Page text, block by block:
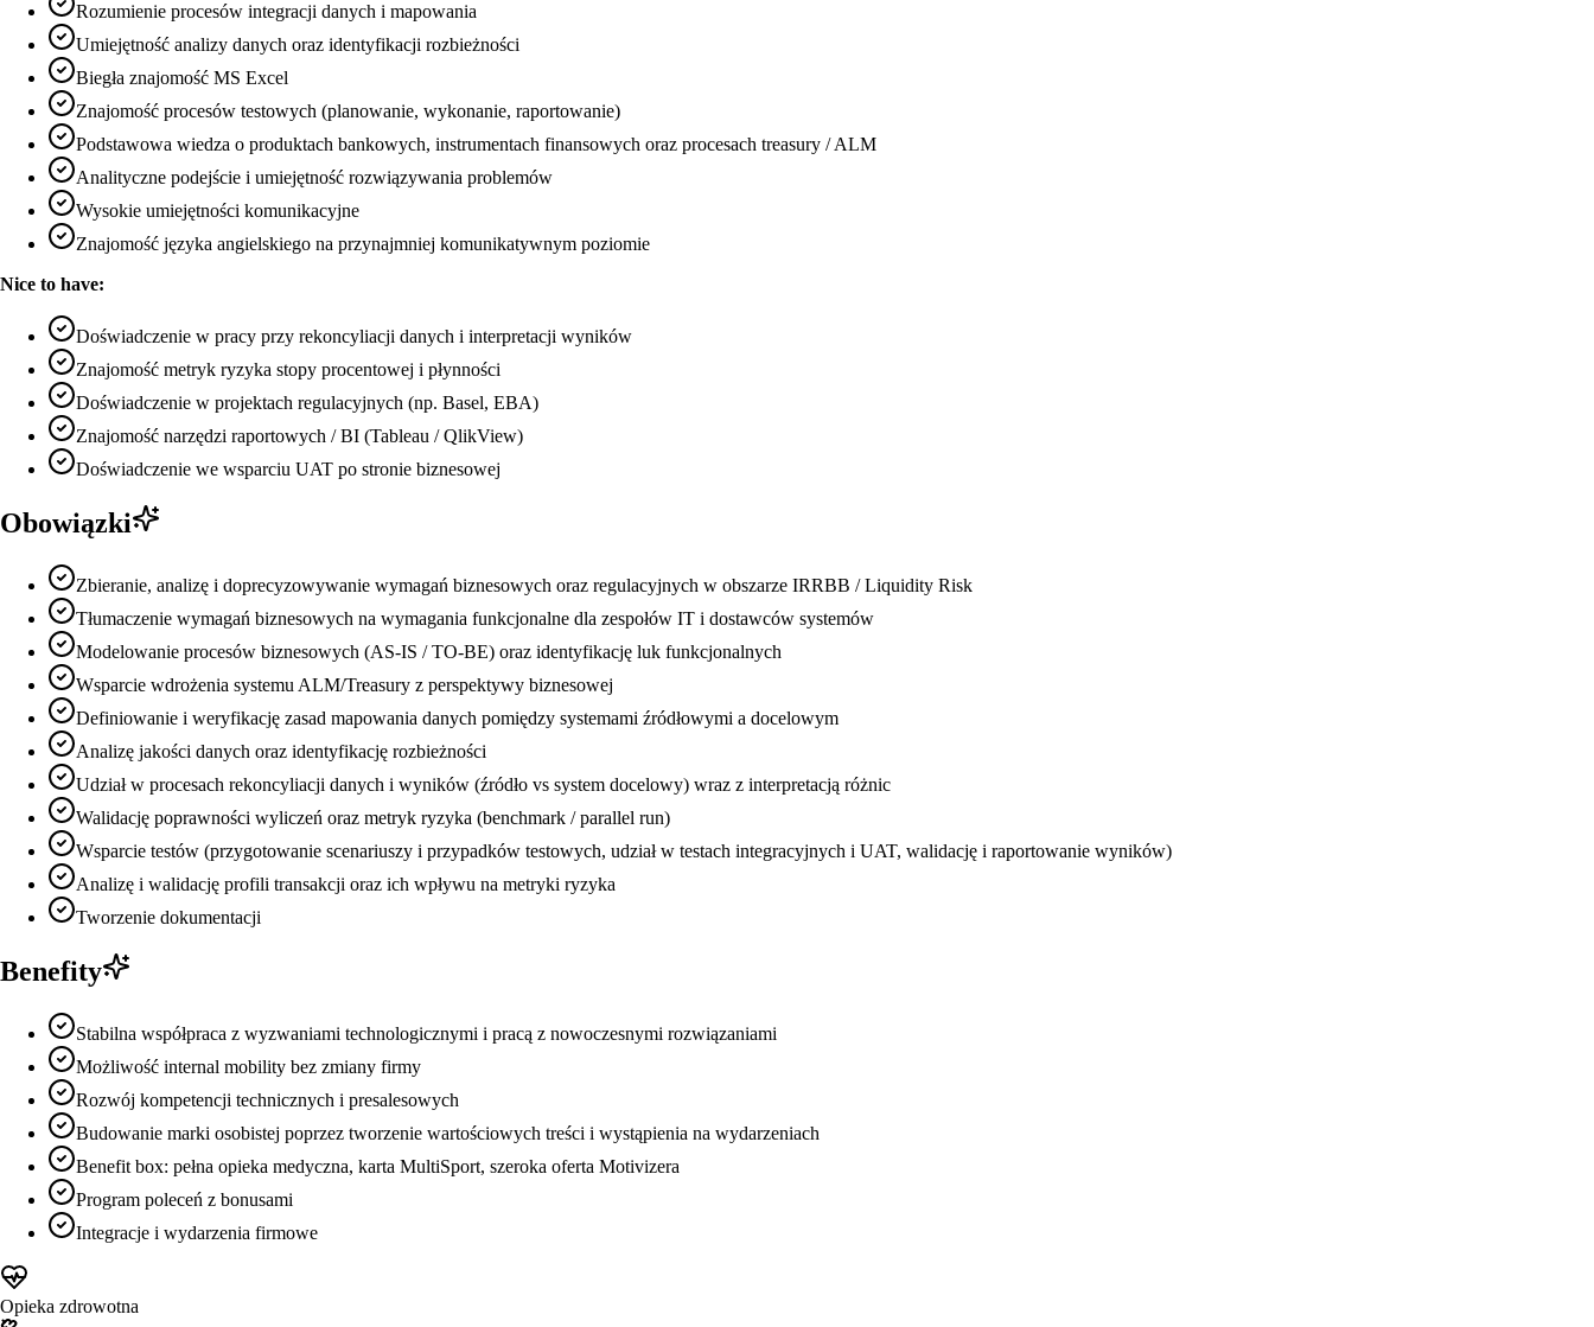
Rozumienie procesów integracji danych i mapowania
Umiejętność analizy danych oraz identyfikacji rozbieżności
Biegła znajomość MS Excel
Znajomość procesów testowych (planowanie, wykonanie, raportowanie)
Podstawowa wiedza o produktach bankowych, instrumentach finansowych oraz procesach treasury / ALM
Analityczne podejście i umiejętność rozwiązywania problemów
Wysokie umiejętności komunikacyjne
Znajomość języka angielskiego na przynajmniej komunikatywnym poziomie
Nice to have:
Doświadczenie w pracy przy rekoncyliacji danych i interpretacji wyników
Znajomość metryk ryzyka stopy procentowej i płynności
Doświadczenie w projektach regulacyjnych (np. Basel, EBA)
Znajomość narzędzi raportowych / BI (Tableau / QlikView)
Doświadczenie we wsparciu UAT po stronie biznesowej
Obowiązki
Zbieranie, analizę i doprecyzowywanie wymagań biznesowych oraz regulacyjnych w obszarze IRRBB / Liquidity Risk
Tłumaczenie wymagań biznesowych na wymagania funkcjonalne dla zespołów IT i dostawców systemów
Modelowanie procesów biznesowych (AS-IS / TO-BE) oraz identyfikację luk funkcjonalnych
Wsparcie wdrożenia systemu ALM/Treasury z perspektywy biznesowej
Definiowanie i weryfikację zasad mapowania danych pomiędzy systemami źródłowymi a docelowym
Analizę jakości danych oraz identyfikację rozbieżności
Udział w procesach rekoncyliacji danych i wyników (źródło vs system docelowy) wraz z interpretacją różnic
Walidację poprawności wyliczeń oraz metryk ryzyka (benchmark / parallel run)
Wsparcie testów (przygotowanie scenariuszy i przypadków testowych, udział w testach integracyjnych i UAT, walidację i raportowanie wyników)
Analizę i walidację profili transakcji oraz ich wpływu na metryki ryzyka
Tworzenie dokumentacji
Benefity
Stabilna współpraca z wyzwaniami technologicznymi i pracą z nowoczesnymi rozwiązaniami
Możliwość internal mobility bez zmiany firmy
Rozwój kompetencji technicznych i presalesowych
Budowanie marki osobistej poprzez tworzenie wartościowych treści i wystąpienia na wydarzeniach
Benefit box: pełna opieka medyczna, karta MultiSport, szeroka oferta Motivizera
Program poleceń z bonusami
Integracje i wydarzenia firmowe
Opieka zdrowotna